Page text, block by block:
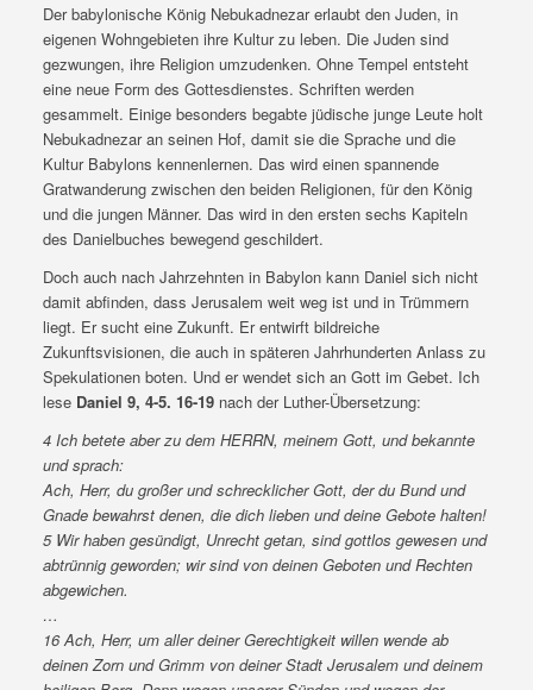
Der babylonische König Nebukadnezar erlaubt den Juden, in
eigenen Wohngebieten ihre Kultur zu leben. Die Juden sind
gezwungen, ihre Religion umzudenken. Ohne Tempel entsteht
eine neue Form des Gottesdienstes. Schriften werden
gesammelt. Einige besonders begabte jüdische junge Leute holt
Nebukadnezar an seinen Hof, damit sie die Sprache und die
Kultur Babylons kennenlernen. Das wird einen spannende
Gratwanderung zwischen den beiden Religionen, für den König
und die jungen Männer. Das wird in den ersten sechs Kapiteln
des Danielbuches bewegend geschildert.
Doch auch nach Jahrzehnten in Babylon kann Daniel sich nicht
damit abfinden, dass Jerusalem weit weg ist und in Trümmern
liegt. Er sucht eine Zukunft. Er entwirft bildreiche
Zukunftsvisionen, die auch in späteren Jahrhunderten Anlass zu
Spekulationen boten. Und er wendet sich an Gott im Gebet. Ich
lese Daniel 9, 4-5. 16-19nach der Luther-Übersetzung:
4 Ich betete aber zu dem HERRN, meinem Gott, und bekannte
und sprach:
Ach, Herr, du großer und schrecklicher Gott, der du Bund und
Gnade bewahrst denen, die dich lieben und deine Gebote halten!
5 Wir haben gesündigt, Unrecht getan, sind gottlos gewesen und
abtrünnig geworden; wir sind von deinen Geboten und Rechten
abgewichen.
…
16 Ach, Herr, um aller deiner Gerechtigkeit willen wende ab
deinen Zorn und Grimm von deiner Stadt Jerusalem und deinem